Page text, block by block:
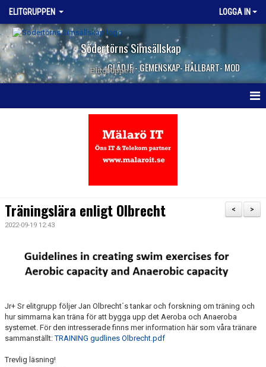
ELITGRUPPEN LOGGA IN
Södertörns Simsällskap
GLÄDJE - GEMENSKAP- HÅLLBART- MOD
Elitgruppen
DOKUMENT
>
<
Träningslära enligt Olbrecht
2022-09-19 12:43
Jr+ Sr elitgrupp följer Jan Olbrecht´s tankar och forskning om träning och
hur simmarna kan träna för att bygga upp det Aeroba och Anaeroba
systemet. För den intresserade finns mer information här som våra tränare
sammanställt:TRAINING gudlines Olbrecht.pdf
Trevlig läsning!